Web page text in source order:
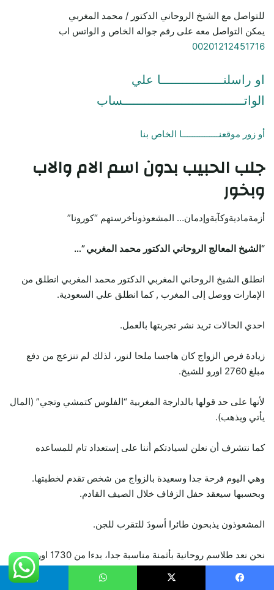
للتواصل مع الشيخ الروحاني الدكتور / محمد المغربي
يمكن التواصل معه على رقم جواله الخاص و الواتس اب
00201212451716
او راسلنـــــــــــــــــا علي
الواتـــــــــــــــــــــــــــــــــساب
أو زور موقعنـــــــــــــــا الخاص بنا
جلب الحبيب بدون اسم الام والاب
وبخور
أزمةماديةوكآبةوإدمان… المشعوذونأخرستهم “كورونا”
“الشيخ المعالج الروحاني الدكتور محمد المغربي ”…
انطلق الشيخ الروحاني المغربي الدكتور محمد المغربي انطلق من
الإمارات ووصل إلى المغرب , كما انطلق علي السعودية.
احدي الحالات تريد نشر تجربتها بالعمل.
زيادة فرص الزواج كان هاجسا ملحا لنور، لذلك لم تنزعج من دفع
مبلغ 2760 اورو للشيخ.
لأنها على حد قولها بالدارجة المغربية “الفلوس كتمشي وتجي” (المال
يأتي ويذهب).
كما نتشرف أن نعلن لسيادتكم أننا على إستعداد تام للمساعده
وهي اليوم فرحة جدا وسعيدة بالزواج من شخص تقدم لخطبتها.
وبحسبها سيعقد حفل الزفاف خلال الصيف القادم.
المشعوذون يذبحون طائرا أسودَ للتقرب للجن.
نحن نعد طلاسم روحانية بأثمنة مناسبة جدا، بدءا من 1730 اورو،
هدفنا هو الجمع بين الحبيبين.